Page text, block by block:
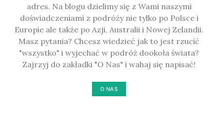
adres. Na blogu dzielimy się z Wami naszymi
doświadczeniami z podróży nie tylko po Polsce i
Europie ale także po Azji, Australii i Nowej Zelandii.
Masz pytania? Chcesz wiedzieć jak to jest rzucić
"wszystko" i wyjechać w podróż dookoła świata?
Zajrzyj do zakładki "O Nas" i wahaj się napisać!
O NAS